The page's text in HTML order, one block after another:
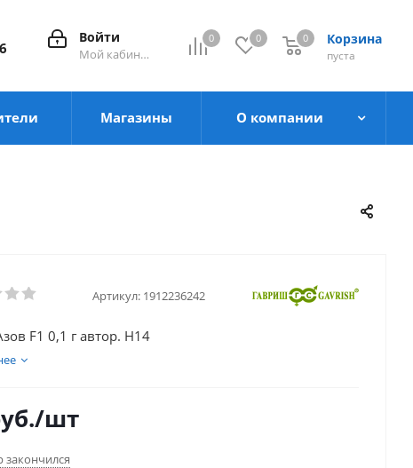
0 0 Корзина
0
пуста
0
Войти
Мой кабинет
Магазины О компании
Артикул: 1912236242
F1 0,1 г автор. Н14
/шт
закончился